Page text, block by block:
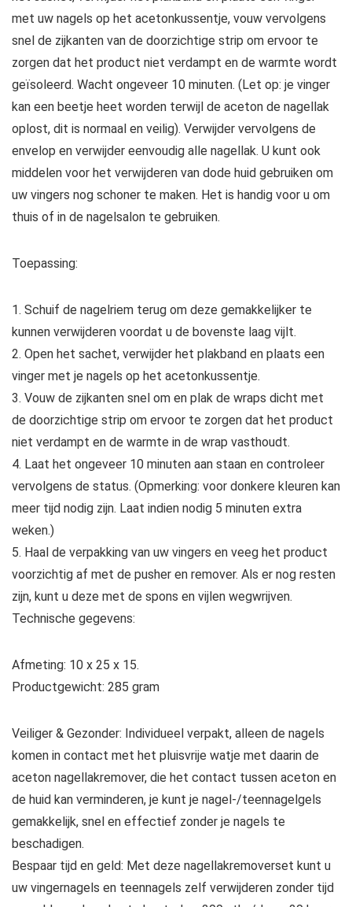
met uw nagels op het acetonkussentje, vouw vervolgens
snel de zijkanten van de doorzichtige strip om ervoor te
zorgen dat het product niet verdampt en de warmte wordt
geïsoleerd. Wacht ongeveer 10 minuten. (Let op: je vinger
kan een beetje heet worden terwijl de aceton de nagellak
oplost, dit is normaal en veilig). Verwijder vervolgens de
envelop en verwijder eenvoudig alle nagellak. U kunt ook
middelen voor het verwijderen van dode huid gebruiken om
uw vingers nog schoner te maken. Het is handig voor u om
thuis of in de nagelsalon te gebruiken.
Toepassing:
1. Schuif de nagelriem terug om deze gemakkelijker te
kunnen verwijderen voordat u de bovenste laag vijlt.
2. Open het sachet, verwijder het plakband en plaats een
vinger met je nagels op het acetonkussentje.
3. Vouw de zijkanten snel om en plak de wraps dicht met
de doorzichtige strip om ervoor te zorgen dat het product
niet verdampt en de warmte in de wrap vasthoudt.
4. Laat het ongeveer 10 minuten aan staan en controleer
vervolgens de status. (Opmerking: voor donkere kleuren kan
meer tijd nodig zijn. Laat indien nodig 5 minuten extra
weken.)
5. Haal de verpakking van uw vingers en veeg het product
voorzichtig af met de pusher en remover. Als er nog resten
zijn, kunt u deze met de spons en vijlen wegwrijven.
Technische gegevens:
Afmeting: 10 x 25 x 15.
Productgewicht: 285 gram
Veiliger & Gezonder: Individueel verpakt, alleen de nagels
komen in contact met het pluisvrije watje met daarin de
aceton nagellakremover, die het contact tussen aceton en
de huid kan verminderen, je kunt je nagel-/teennagelgels
gemakkelijk, snel en effectief zonder je nagels te
beschadigen.
Bespaar tijd en geld: Met deze nagellakremoverset kunt u
uw vingernagels en teennagels zelf verwijderen zonder tijd